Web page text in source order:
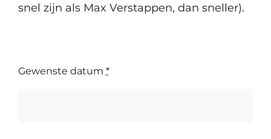
snel zijn als Max Verstappen, dan sneller).
Gewenste datum *